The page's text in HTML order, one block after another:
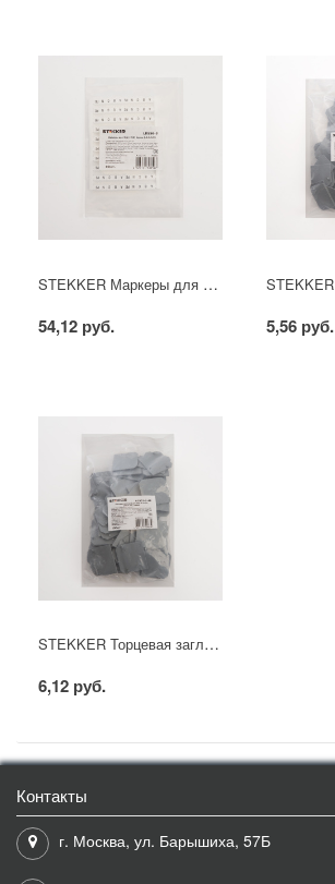
STEKKER Маркеры для ЗНИ (JXB) буквы A,B,C,N,PE LD556-3
54,12 руб. 5,56 руб.
STEKKER Торцевая заглушка для ЗНИ 4 мм (JXB 4-10), серый LD557-1-40
6,12 руб.
Контакты
г. Москва, ул. Барышиха, 57Б